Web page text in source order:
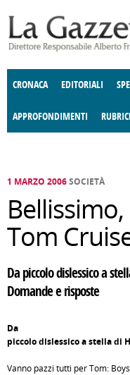
CRONACA EDITORIALI
APPROFONDIMENTI
E SPETTACOLI POLITICA
DELLE IDEE FATTI DELLO
1 MARZO 2006SOCIETÀ
Tom
Da piccolo dislessico a
Domande e risposte
Da
piccolo dislessico a stella di
Vanno pazzi tutti per Tom: